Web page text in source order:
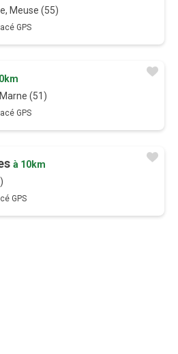
Meuse (55)
GPS
(51)
GPS
à 10km
GPS
de Sentiers en France
connexion sur
Android et iOS
sans attente aux